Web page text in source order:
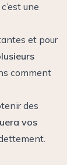
une
et pour
comment
des
vos